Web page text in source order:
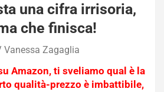
una cifra irrisoria,
che finisca!
Vanessa Zagaglia
Amazon, ti sveliamo qual è la
qualità-prezzo è imbattibile,